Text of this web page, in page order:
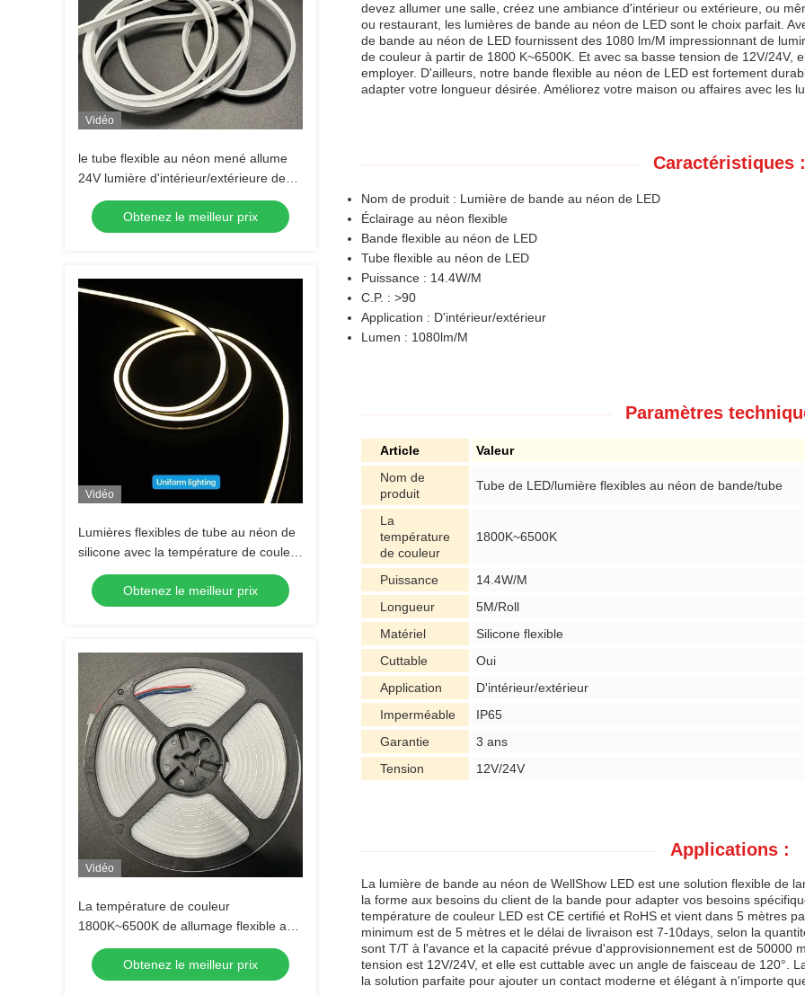
Vidéo
le tube flexible au néon mené allume
24V lumière d'intérieur/extérieure de
2700~6500K d'IP65 12W de silicium de
tube
Obtenez le meilleur prix
Vidéo
Lumières flexibles de tube au néon de
silicone avec la température de couleur
à partir de 1800 K à 6500K
Obtenez le meilleur prix
Vidéo
La température de couleur
1800K~6500K de allumage flexible au
néon de 12V/24V 240LEDs/M
Obtenez le meilleur prix
devez allumer une salle, créez une ambiance d'intérieur ou extérieure, ou
ou restaurant, les lumières de bande au néon de LED sont le choix parfait.
de bande au néon de LED fournissent des 1080 lm/M impressionnant de
de couleur à partir de 1800 K~6500K. Et avec sa basse tension de 12V/24V,
employer. D'ailleurs, notre bande flexible au néon de LED est fortement
adapter votre longueur désirée. Améliorez votre maison ou affaires avec les
Caractéristiques :
Nom de produit : Lumière de bande au néon de LED
Éclairage au néon flexible
Bande flexible au néon de LED
Tube flexible au néon de LED
Puissance : 14.4W/M
C.P. : >90
Application : D'intérieur/extérieur
Lumen : 1080lm/M
Paramètres
Article
Valeur
Nom de
produit
Tube de LED/lumière flexibles au néon de bande/tube
La
température
de couleur
1800K~6500K
Puissance
14.4W/M
Longueur
5M/Roll
Matériel
Silicone flexible
Cuttable
Oui
Application
D'intérieur/extérieur
Imperméable
IP65
Garantie
3 ans
Tension
12V/24V
Applications :
La lumière de bande au néon de WellShow LED est une solution flexible de
la forme aux besoins du client de la bande pour adapter vos besoins
température de couleur LED est CE certifié et RoHS et vient dans 5 mètres
minimum est de 5 mètres et le délai de livraison est 7-10days, selon la
sont T/T à l'avance et la capacité prévue d'approvisionnement est de 50000
tension est 12V/24V, et elle est cuttable avec un angle de faisceau de 120°.
la solution parfaite pour ajouter un contact moderne et élégant à n'importe